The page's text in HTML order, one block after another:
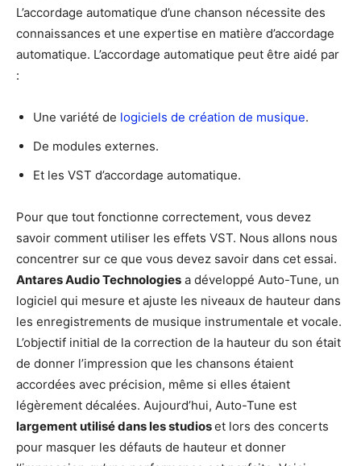
L’accordage automatique d’une chanson nécessite des
connaissances et une expertise en matière d’accordage
automatique. L’accordage automatique peut être aidé par
:
Une variété de logiciels de création de musique.
De modules externes.
Et les VST d’accordage automatique.
Pour que tout fonctionne correctement, vous devez
savoir comment utiliser les effets VST. Nous allons nous
concentrer sur ce que vous devez savoir dans cet essai.
Antares Audio Technologies a développé Auto-Tune, un
logiciel qui mesure et ajuste les niveaux de hauteur dans
les enregistrements de musique instrumentale et vocale.
L’objectif initial de la correction de la hauteur du son était
de donner l’impression que les chansons étaient
accordées avec précision, même si elles étaient
légèrement décalées. Aujourd’hui, Auto-Tune est
largement utilisé dans les studioset lors des concerts
pour masquer les défauts de hauteur et donner